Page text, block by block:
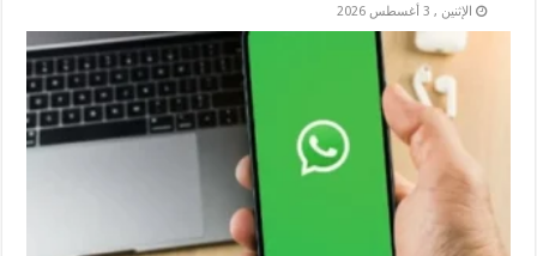
الإثنين , 3 أغسطس 2026